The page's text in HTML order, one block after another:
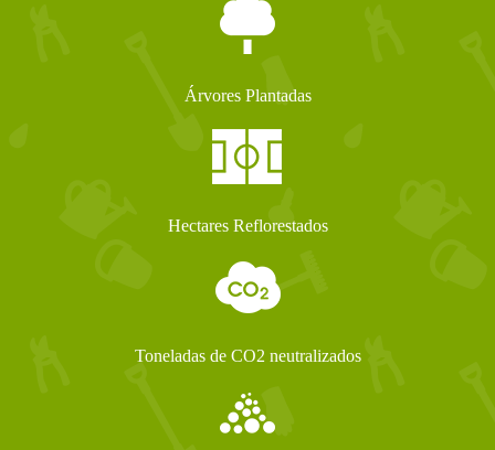
Árvores Plantadas
Hectares Reflorestados
Toneladas de CO2 neutralizados